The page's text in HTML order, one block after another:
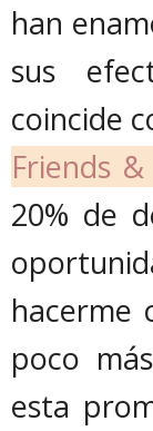
han
sus
coincide
Friends
20% de
hacerme
poco
esta